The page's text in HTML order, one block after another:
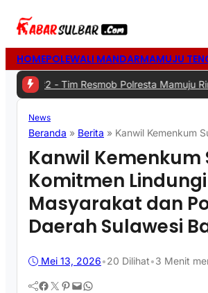
HOMEPOLEWALI MANDARMAMUJU
Tim Resmob Polresta Mamuju Ringkus
News
Beranda » Berita » Kanwil Kemenkum
Kanwil Kemenkum
Komitmen Lindungi
Masyarakat dan
Daerah Sulawesi
Mei 13, 2026•20 Dilihat•3 Menit
Facebook Twitter Pinterest Mail WhatsApp